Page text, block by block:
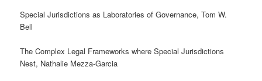
Special Jurisdictions as Laboratories of Governance, Tom W.
Bell
The Complex Legal Frameworks where Special Jurisdictions
Nest, Nathalie Mezza-Garcia